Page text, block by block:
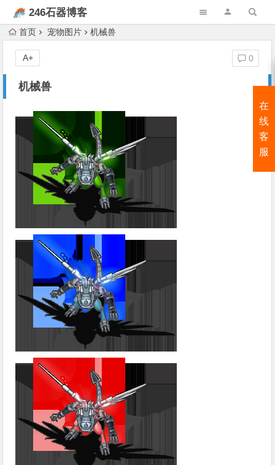
246石器博客
首页 宠物图片 机械兽
机械兽
0
A+
在
线
客
服